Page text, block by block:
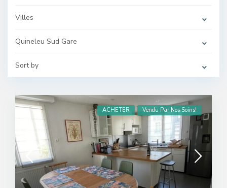
Villes
Quineleu Sud Gare
Sort by
ACHETER Vendu Par Nos Soins!